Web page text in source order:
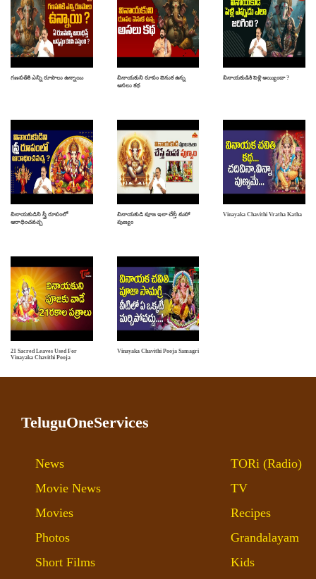
గణపతికి ఎన్ని రూపాలు ఉన్నాయి
వినాయకుని రూపం వెనుక ఉన్న
అసలు కథ
వినాయకుడికి పెళ్లి అయ్యిందా ?
వినాయకుడిని స్త్రీ రూపంలో
ఆరాధించవచ్చ
వినాయకుడి పూజ ఇలా చేస్తే మహా
పుణ్యం
Vinayaka Chavithi Vratha Katha
21 Sacred Leaves Used For
Vinayaka Chavithi Pooja
Vinayaka Chavithi Pooja Samagri
TeluguOneServices
News
Movie News
Movies
Photos
Short Films
TORi (Radio)
TV
Recipes
Grandalayam
Kids